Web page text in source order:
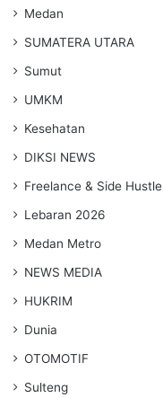
Medan
SUMATERA UTARA
Sumut
UMKM
Kesehatan
DIKSI NEWS
Freelance & Side Hustle
Lebaran 2026
Medan Metro
NEWS MEDIA
HUKRIM
Dunia
OTOMOTIF
Sulteng